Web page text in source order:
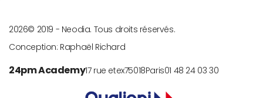
© 2019 -
2026
Neodia. Tous droits réservés.
Conception: Raphaël Richard
24pm Academy17 rue etex75018Paris01 48 24 03 30